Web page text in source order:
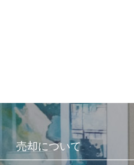
売却について